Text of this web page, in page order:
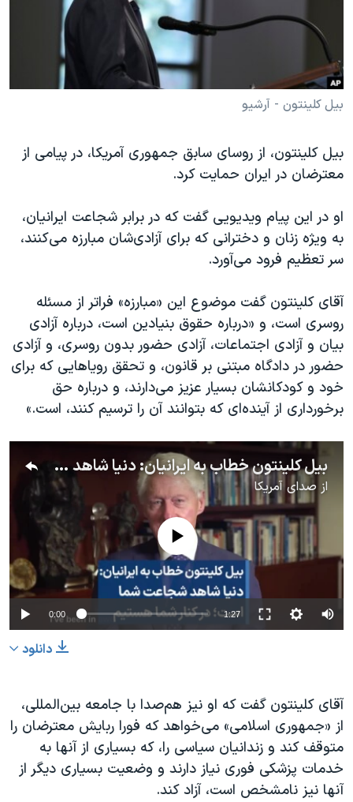
فرهنگ و زندگی
حقوق شهروندی
اقتصادی
علم و فناوری
گالری عکس
آرشیو پخش زنده
مستندها
انتخابات ریاست جمهوری آمریکا ۲۰۲۴
حمله جمهوری اسلامی به اسرائیل
رمز مهسا
اعتراضات زن، زندگی، آزادی
مجموعه مستندهای دادخواهی
تریبونال مردمی آبان ۹۸
دادگاه حمید نوری
چهل سال گروگان‌گیری
قانون شفافیت دارائی کادر رهبری ایران
اعتراضات مردمی آبان ۹۸
اسرائیل در جنگ
نرگس محمدی برنده جایزه نوبل صلح
همایش محافظه‌کاران آمریکا «سی‌پک»
صفحه‌های ویژه
سفر پرزیدنت ترامپ به چین
دنبال کنید
بیل کلینتون - آرشیو
بیل کلینتون، از روسای سابق جمهوری آمریکا، در پیامی از
معترضان در ایران حمایت کرد.
او در این پیام ویدیویی گفت که در برابر شجاعت ایرانیان،
به ویژه زنان و دخترانی که برای آزادی‌شان مبارزه می‌کنند،
سر تعظیم فرود می‌آورد.
آقای کلینتون گفت موضوع این «مبارزه» فراتر از مسئله
روسری است، و «درباره حقوق بنیادین است، درباره آزادی
بیان و آزادی اجتماعات، آزادی حضور بدون روسری، و آزادی
حضور در دادگاه مبتنی بر قانون، و تحقق رویاهایی که برای
خود و کودکانشان بسیار عزیز می‌دارند، و درباره حق
برخورداری از آینده‌ای که بتوانند آن را ترسیم کنند، است.»
بیل کلینتون خطاب به ایرانیان: دنیا شاهد شجاعت شماست؛ در کنار شما هستیم
از صدای آمریکا
No media source currently available
0:00 1:27
دانلود
آقای کلینتون گفت که او نیز هم‌صدا با جامعه بین‌المللی،
از «جمهوری اسلامی» می‌خواهد که فورا ربایش معترضان را
متوقف کند و زندانیان سیاسی را، که بسیاری از آنها به
خدمات پزشکی فوری نیاز دارند و وضعیت بسیاری دیگر از
آنها نیز نامشخص است، آزاد کند.